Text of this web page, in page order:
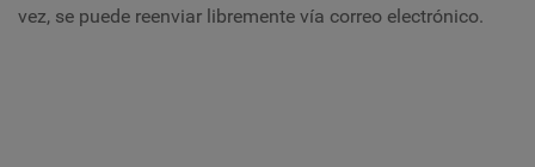
vez, se puede reenviar libremente vía correo electrónico.